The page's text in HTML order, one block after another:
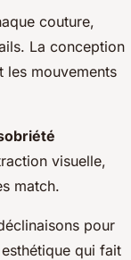
couture,
La conception
les mouvements
visuelle,
match.
pour
qui fait